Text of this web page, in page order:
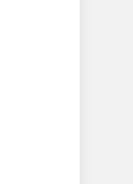
বিনিয়োগ
ক্ষতিগ্রস্তদের
সাচিং প্রু